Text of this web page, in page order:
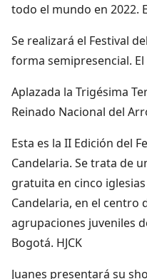
todo el mundo en 2022.
Se realizará el Festival
forma semipresencial.
Aplazada la Trigésima
Reinado Nacional del
Esta es la II Edición del
Candelaria. Se trata de
gratuita en cinco
Candelaria, en el centro
agrupaciones juveniles
Bogotá. HJCK
Juanes presentará su